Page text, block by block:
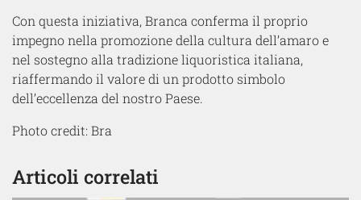
Con questa iniziativa, Branca conferma il proprio
impegno nella promozione della cultura dell’amaro e
nel sostegno alla tradizione liquoristica italiana,
riaffermando il valore di un prodotto simbolo
dell’eccellenza del nostro Paese.
Photo credit: Bra
Articoli correlati